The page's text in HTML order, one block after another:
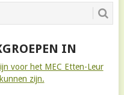
IN
voor het MEC Etten-Leur
zijn.